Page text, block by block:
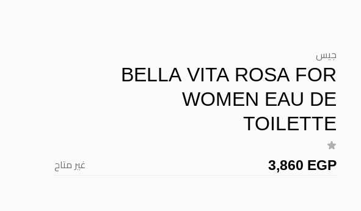
جيس
BELLA VITA ROSA FOR
WOMEN EAU DE
TOILETTE
3,860 EGP غير متاح